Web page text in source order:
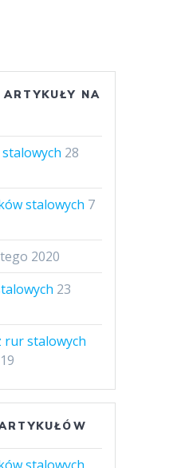
NA
28
stalowych 7
2020
23
rur stalowych